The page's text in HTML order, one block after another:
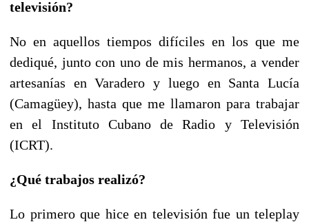
televisión?
No en aquellos tiempos difíciles en los que me
dediqué, junto con uno de mis hermanos, a vender
artesanías en Varadero y luego en Santa Lucía
(Camagüey), hasta que me llamaron para trabajar
en el Instituto Cubano de Radio y Televisión
(ICRT).
¿Qué trabajos realizó?
Lo primero que hice en televisión fue un teleplay